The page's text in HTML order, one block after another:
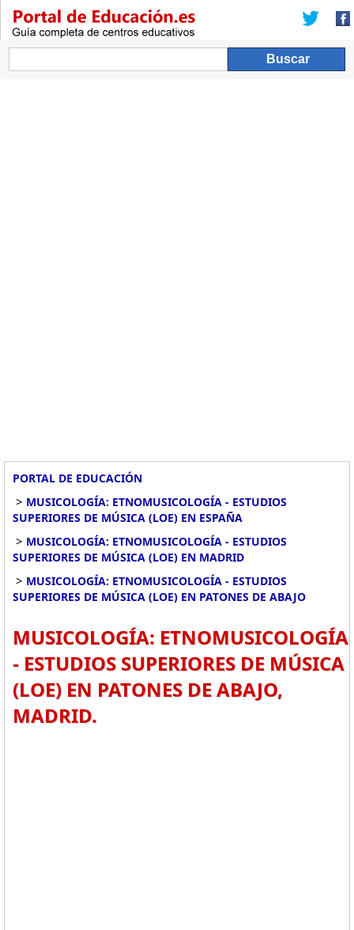
PORTAL DE EDUCACIÓN
> MUSICOLOGÍA: ETNOMUSICOLOGÍA - ESTUDIOS
SUPERIORES DE MÚSICA (LOE) EN ESPAÑA
> MUSICOLOGÍA: ETNOMUSICOLOGÍA - ESTUDIOS
SUPERIORES DE MÚSICA (LOE) EN MADRID
> MUSICOLOGÍA: ETNOMUSICOLOGÍA - ESTUDIOS
SUPERIORES DE MÚSICA (LOE) EN PATONES DE ABAJO
MUSICOLOGÍA: ETNOMUSICOLOGÍA
- ESTUDIOS SUPERIORES DE MÚSICA
(LOE) EN PATONES DE ABAJO,
MADRID.